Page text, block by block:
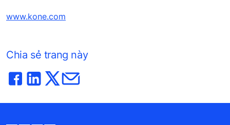
www.kone.com
Chia sẻ trang này